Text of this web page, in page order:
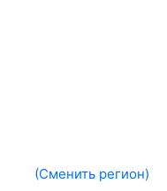
(Сменить регион)